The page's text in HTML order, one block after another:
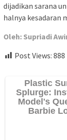
dijadikan sarana
halnya kesadaran
Oleh: Supriadi
Post Views: 888